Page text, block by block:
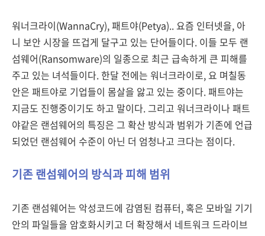
워너크라이(WannaCry), 패트야(Petya).. 요즘 인터넷을, 아
니 보안 시장을 뜨겁게 달구고 있는 단어들이다. 이들 모두 랜
섬웨어(Ransomware)의 일종으로 최근 급속하게 큰 피해를
주고 있는 녀석들이다. 한달 전에는 워너크라이로, 요 며칠동
안은 패트야로 기업들이 몸살을 앓고 있는 중이다. 패트야는
지금도 진행중이기도 하고 말이다. 그리고 워너크라이나 패트
야같은 랜섬웨어의 특징은 그 확산 방식과 범위가 기존에 언급
되었던 랜섬웨어 수준이 아닌 더 엄청나고 크다는 점이다.
기존 랜섬웨어의 방식과 피해 범위
기존 랜섬웨어는 악성코드에 감염된 컴퓨터, 혹은 모바일 기기
안의 파일들을 암호화시키고 더 확장해서 네트워크 드라이브